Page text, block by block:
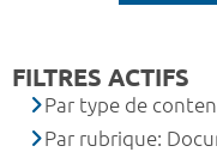
FILTRES ACTIFS
Par type de
Par rubrique: